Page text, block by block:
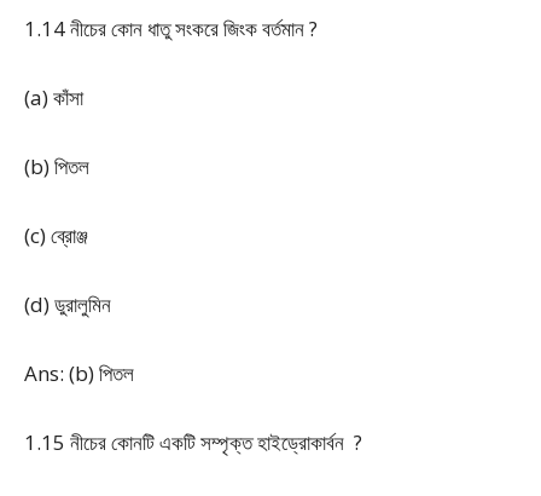
1.14 নীচের কোন ধাতু সংকরে জিংক বর্তমান ?
(a) কাঁসা
(b) পিতল
(c) ব্রোঞ্জ
(d) ডুরালুমিন
Ans: (b) পিতল
1.15 নীচের কোনটি একটি সম্পৃক্ত হাইড্রোকার্বন ?